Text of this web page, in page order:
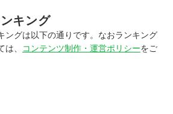
キング
ングは以下の通りです。なおランキング
、
コンテンツ制作・運営ポリシーをご